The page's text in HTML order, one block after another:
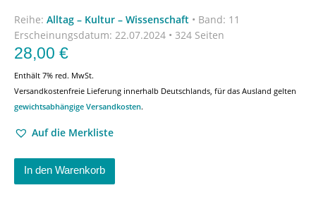
Reihe: Alltag – Kultur – Wissenschaft • Band: 11
Erscheinungsdatum: 22.07.2024 • 324 Seiten
28,00 €
Enthält 7% red. MwSt.
Versandkostenfreie Lieferung innerhalb Deutschlands, für das Ausland gelten
gewichtsabhängige Versandkosten.
Auf die Merkliste
In den Warenkorb